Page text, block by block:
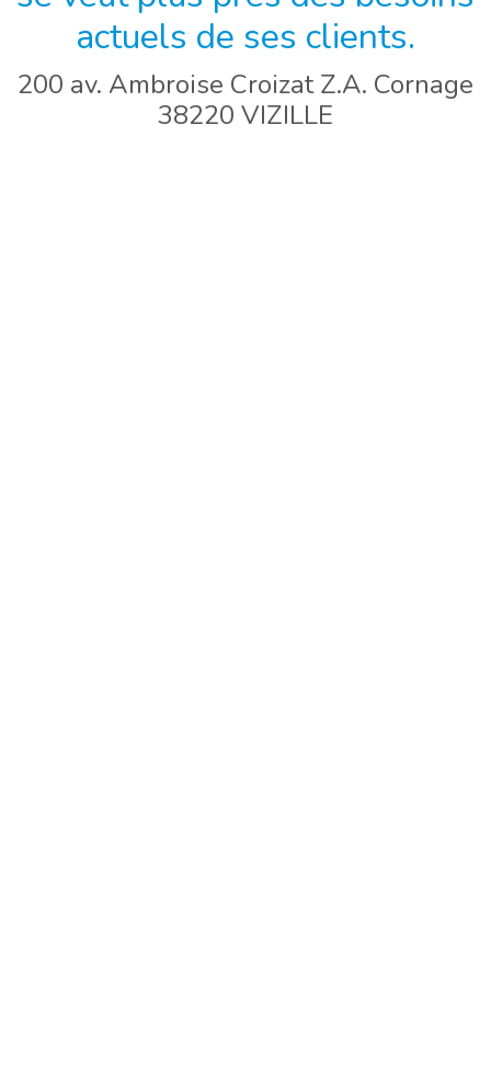
actuels de ses clients.
200 av. Ambroise Croizat Z.A. Cornage
38220 VIZILLE